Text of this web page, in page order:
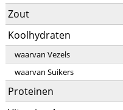
Zout
Koolhydraten
waarvan Vezels
waarvan Suikers
Proteinen